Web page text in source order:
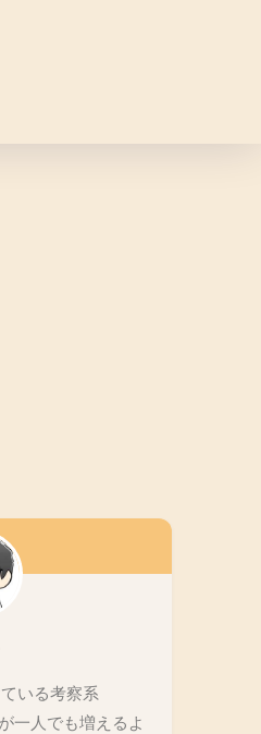
いる考察系
一人でも増えるよ